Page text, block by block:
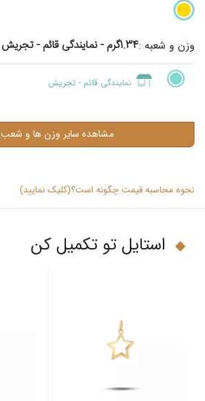
وزن و شعبه :1.34گرم - نمایندگی قائم - تجریش
نمایندگی قائم - تجریش
مشاهده سایر وزن ها و شعب
نحوه محاسبه قیمت چگونه است؟(کلیک نمایید)
استایل تو تکمیل کن